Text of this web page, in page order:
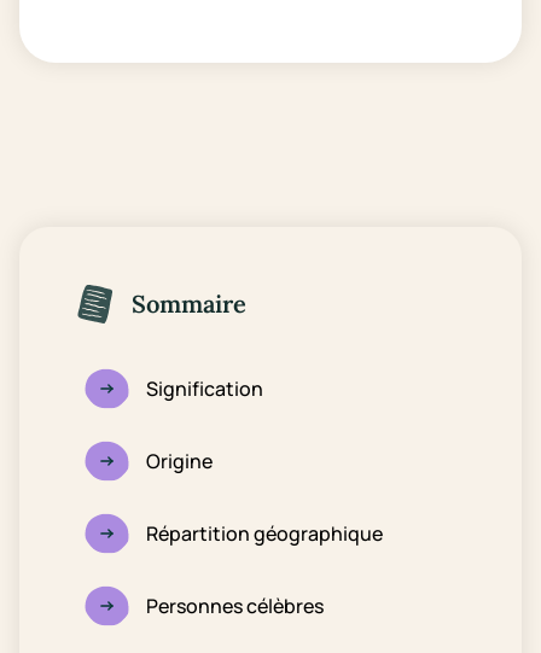
Sommaire
Signification
Origine
Répartition géographique
Personnes célèbres